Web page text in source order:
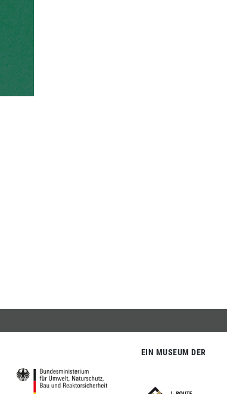
EIN MUSEUM DER